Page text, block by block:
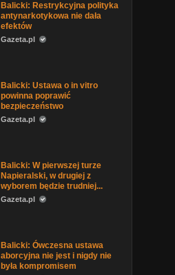
Balicki: Restrykcyjna polityka
antynarkotykowa nie dała
efektów
Gazeta.pl
Balicki: Ustawa o in vitro
powinna poprawić
bezpieczeństwo
Gazeta.pl
Balicki: W pierwszej turze
Napieralski, w drugiej z
wyborem będzie trudniej...
Gazeta.pl
Balicki: Ówczesna ustawa
aborcyjna nie jest i nigdy nie
była kompromisem